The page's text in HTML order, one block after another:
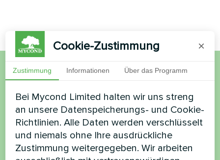
Möchten Sie kaufen oder
haben Sie Fragen?
Kontaktieren Sie uns und wir werden Ihnen
helfen
Cookie-Zustimmung ×
Zustimmung Informationen Über das Programm
Bei Mycond Limited halten wir uns streng
an unsere Datenspeicherungs- und Cookie-
Richtlinien. Alle Daten werden verschlüsselt
und niemals ohne Ihre ausdrückliche
Zustimmung weitergegeben. Wir arbeiten